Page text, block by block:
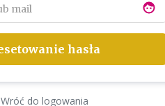
face
face
Wróć do logowania